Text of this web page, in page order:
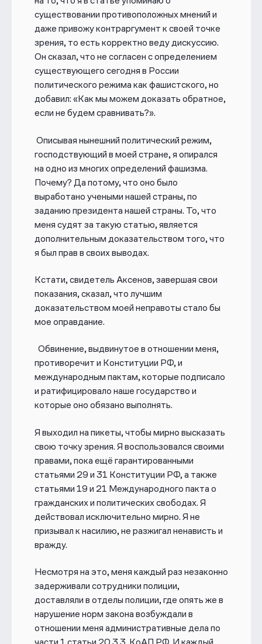
существовании противоположных мнений и
даже привожу контраргумент к своей точке
зрения, то есть корректно веду дискуссию.
Он сказал, что не согласен с определением
существующего сегодня в России
политического режима как фашистского, но
добавил: «Как мы можем доказать обратное,
если не будем сравнивать?».
Описывая нынешний политический режим,
господствующий в моей стране, я опирался
на одно из многих определений фашизма.
Почему? Да потому, что оно было
выработано учеными нашей страны, по
заданию президента нашей страны. То, что
меня судят за такую статью, является
дополнительным доказательством того, что
я был прав в своих выводах.
Кстати, свидетель Аксенов, завершая свои
показания, сказал, что лучшим
доказательством моей неправоты стало бы
мое оправдание.
Обвинение, выдвинутое в отношении меня,
противоречит и Конституции РФ, и
международным пактам, которые подписало
и ратифицировало наше государство и
которые оно обязано выполнять.
Я выходил на пикеты, чтобы мирно высказать
свою точку зрения. Я воспользовался своими
правами, пока ещё гарантированными
статьями 29 и 31 Конституции РФ, а также
статьями 19 и 21 Международного пакта о
гражданских и политических свободах. Я
действовал исключительно мирно. Я не
призывал к насилию, не разжигал ненависть и
вражду.
Несмотря на это, меня каждый раз незаконно
задерживали сотрудники полиции,
доставляли в отделы полиции, где опять же в
нарушение норм закона возбуждали в
отношении меня административные дела по